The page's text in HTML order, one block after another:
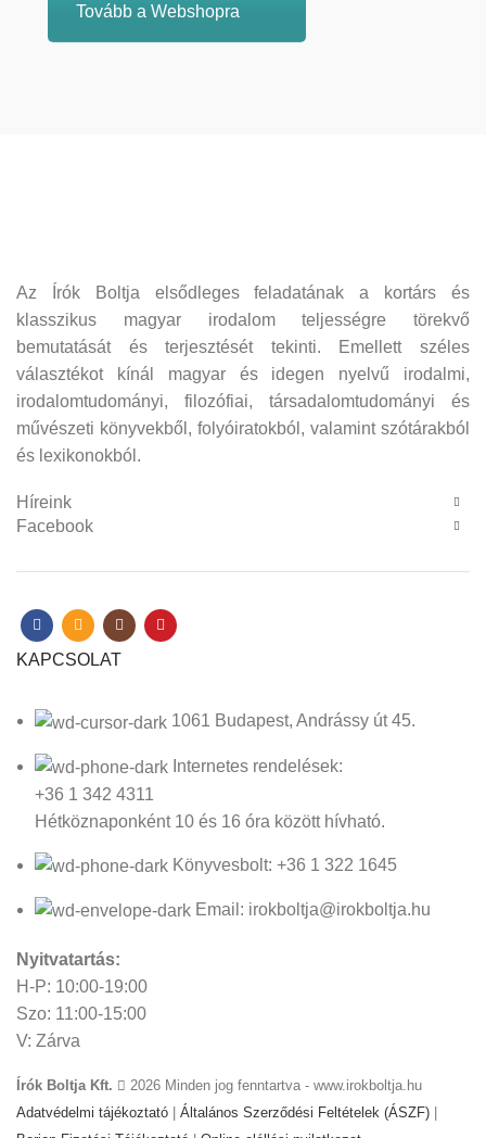
Tovább a Webshopra
Az Írók Boltja elsődleges feladatának a kortárs és
klasszikus magyar irodalom teljességre törekvő
bemutatását és terjesztését tekinti. Emellett széles
választékot kínál magyar és idegen nyelvű irodalmi,
irodalomtudományi, filozófiai, társadalomtudományi és
művészeti könyvekből, folyóiratokból, valamint szótárakból
és lexikonokból.
Híreink
Facebook
KAPCSOLAT
1061 Budapest, Andrássy út 45.
Internetes rendelések:
+36 1 342 4311
Hétköznaponként 10 és 16 óra között hívható.
Könyvesbolt: +36 1 322 1645
Email: irokboltja@irokboltja.hu
Nyitvatartás:
H-P: 10:00-19:00
Szo: 11:00-15:00
V: Zárva
Írók Boltja Kft.
2026 Minden jog fenntartva - www.irokboltja.hu
Adatvédelmi tájékoztató
Általános Szerződési Feltételek (ÁSZF)